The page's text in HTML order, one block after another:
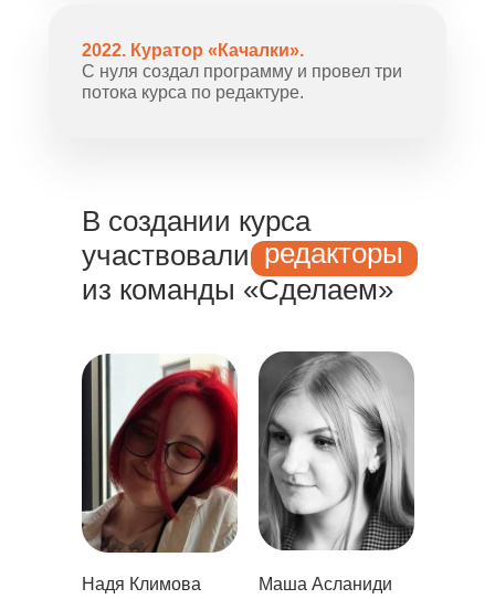
2022. Куратор «Качалки».
С нуля создал программу и провел три
потока курса по редактуре.
В создании курса
участвовали редакторы
из команды «Сделаем»
Надя Климова Маша Асланиди
редакторы